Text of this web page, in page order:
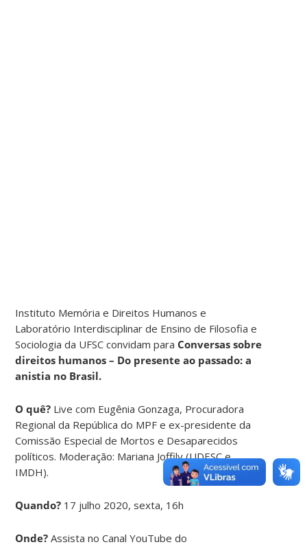
Instituto Memória e Direitos Humanos e
Laboratório Interdisciplinar de Ensino de Filosofia e
Sociologia da UFSC convidam para Conversas sobre
direitos humanos – Do presente ao passado: a
anistia no Brasil.
O quê? Live com Eugênia Gonzaga, Procuradora
Regional da República do MPF e ex-presidente da
Comissão Especial de Mortos e Desaparecidos
políticos. Moderação: Mariana Joffily (UDESC e
IMDH).
Quando? 17 julho 2020, sexta, 16h
Onde? Assista no Canal YouTube do